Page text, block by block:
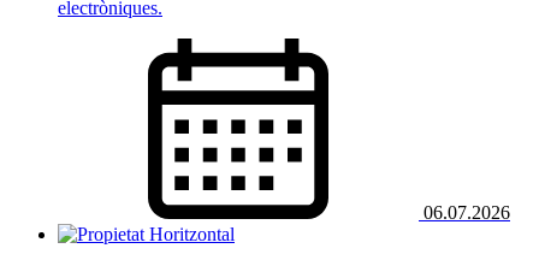
electròniques.
06.07.2026